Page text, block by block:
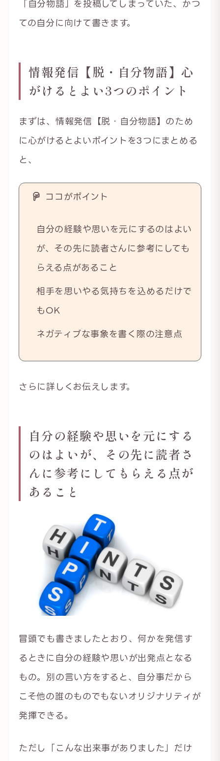
「自分物語」を投稿してしまっていた、かつ
ての自分に向けて書きます。
情報発信【脱・自分物語】心
がけるとよい3つのポイント
まずは、情報発信【脱・自分物語】のため
に心がけるとよいポイントを3つにまとめる
と、
ココがポイント
自分の経験や思いを元にするのはよい
が、その先に読者さんに参考にしても
らえる点があること
相手を思いやる気持ちを込めるだけで
もOK
ネガティブな事象を書く際の注意点
さらに詳しくお伝えします。
自分の経験や思いを元にする
のはよいが、その先に読者さ
んに参考にしてもらえる点が
あること
冒頭でも書きましたとおり、何かを発信す
るときに自分の経験や思いが出発点となる
もの。別の言い方をすると、自分事だから
こそ他の誰のものでもないオリジナリティが
発揮できる。
ただし「こんな出来事がありました」だけ